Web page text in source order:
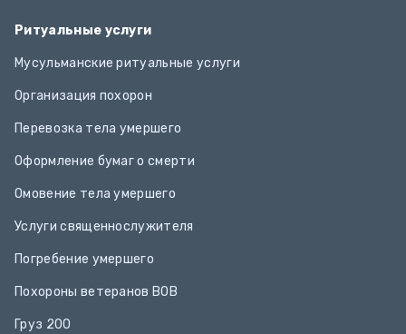
Ритуальные услуги
Мусульманские ритуальные услуги
Организация похорон
Перевозка тела умершего
Оформление бумаг о смерти
Омовение тела умершего
Услуги священнослужителя
Погребение умершего
Похороны ветеранов ВОВ
Груз 200